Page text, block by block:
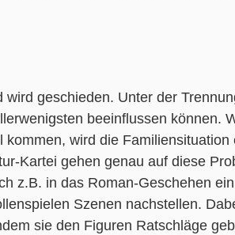
geschieden. Unter der
beeinflussen können.
wird die
Kartei gehen genau auf diese
z.B. in das Roman-Geschehen
Szenen nachstellen.
sie den Figuren Ratschläge